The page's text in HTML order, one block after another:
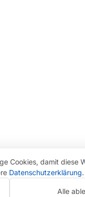
Cookies, damit diese
Datenschutzerklärung.
Alle